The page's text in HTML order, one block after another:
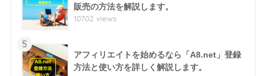
販売の方法を解説します。
10702 views
5
アフィリエイトを始めるなら「A8.net」登録
方法と使い方を詳しく解説します。